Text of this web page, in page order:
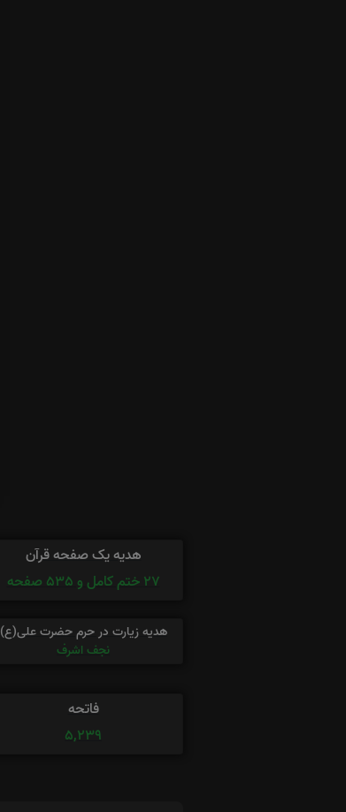
هدیه یک صفحه قرآن
27 ختم کامل و 535 صفحه
هدیه زیارت در حرم حضرت علی(ع)
نجف اشرف
فاتحه
5,239